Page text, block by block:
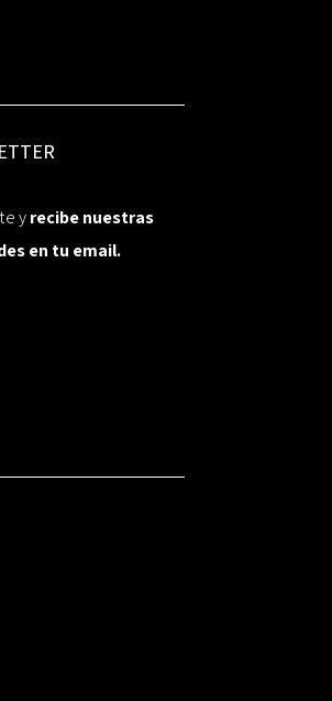
yrecibe nuestras
en tu email.